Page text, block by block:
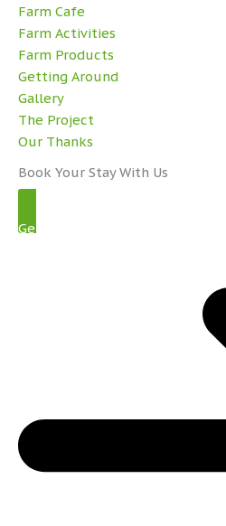
Farm Cafe
Farm Activities
Farm Products
Getting Around
Gallery
The Project
Our Thanks
Book Your Stay With Us
Get Started